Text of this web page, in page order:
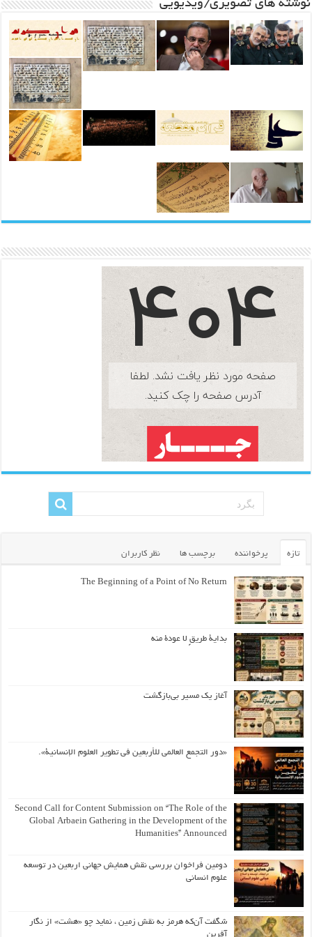
نوشته های تصویری/ویدیویی
تازه پرخواننده برچسب ها نظر کاربران
The Beginning of a Point of No Return
بداية طريقٍ لا عودة منه
آغاز یک مسیر بی‌بازگشت
«دور التجمع العالمي للأربعين في تطوير العلوم الإنسانية».
Second Call for Content Submission on “The Role of the
Global Arbaein Gathering in the Development of the
Humanities” Announced
دومین فراخوان بررسی نقش همایش جهانی اربعین در توسعه
علوم انسانی
شگفت آن‌که هرمز به نقش زمین ، نماید چو «هشت» از نگار
آفرین